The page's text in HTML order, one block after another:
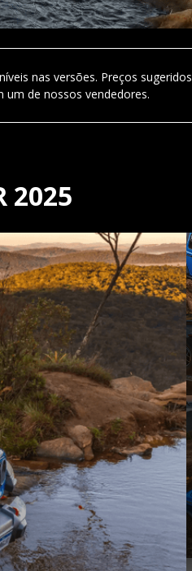
nas versões. Preços
de nossos vendedores.
2025